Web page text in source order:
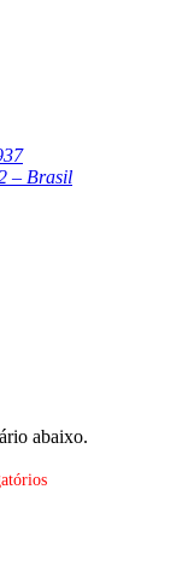
– Brasil
abaixo.